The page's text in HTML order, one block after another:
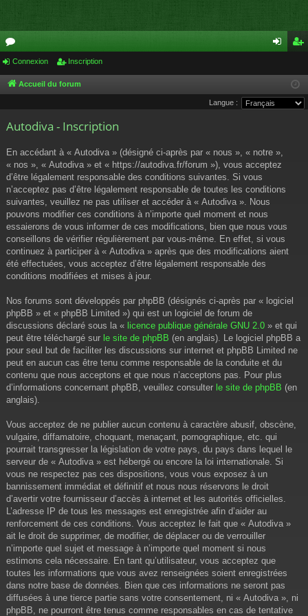
or
u
s
cri
pti
Connexion Inscription
Accueil du forum
Langue :
Autodiva - Inscription
En accédant à « Autodiva » (désigné ci-après par « nous », « notre »,
« nos », « Autodiva » et « https://autodiva.fr/forum »), vous acceptez
d’être légalement responsable des conditions suivantes. Si vous
n’acceptez pas d’être légalement responsable de toutes les conditions
suivantes, veuillez ne pas utiliser et accéder à « Autodiva ». Nous
pouvons modifier ces conditions à n’importe quel moment et nous
essaierons de vous informer de ces modifications, bien que nous vous
conseillons de vérifier régulièrement par vous-même. En effet, si vous
continuez à participer à « Autodiva » après que des modifications aient
été effectuées, vous acceptez d’être légalement responsable des
conditions modifiées et mises à jour.
Nos forums sont développés par phpBB (désignés ci-après par « logiciel
phpBB » et « phpBB Limited ») qui est un logiciel de forum de
discussions déclaré sous la « licence publique générale GNU 2.0 » et qui
peut être téléchargé sur le site de phpBB (en anglais). Le logiciel phpBB a
pour seul but de faciliter les discussions sur internet et phpBB Limited ne
peut en aucun cas être tenu comme responsable de la conduite et du
contenu que nous acceptons et que nous n’acceptons pas. Pour plus
d’informations concernant phpBB, veuillez consulter le site de phpBB (en
anglais).
Vous acceptez de ne publier aucun contenu à caractère abusif, obscène,
vulgaire, diffamatoire, choquant, menaçant, pornographique, etc. qui
pourrait transgresser la législation de votre pays, du pays dans lequel le
serveur de « Autodiva » est hébergé ou encore la loi internationale. Si
vous ne respectez pas ces dispositions, vous vous exposez à un
bannissement immédiat et définitif et nous nous réservons le droit
d’avertir votre fournisseur d’accès à internet et les autorités officielles.
L’adresse IP de tous les messages est enregistrée afin d’aider au
renforcement de ces conditions. Vous acceptez le fait que « Autodiva »
ait le droit de supprimer, de modifier, de déplacer ou de verrouiller
n’importe quel sujet et message à n’importe quel moment si nous
estimons cela nécessaire. En tant qu’utilisateur, vous acceptez que
toutes les informations que vous avez renseignées soient enregistrées
dans notre base de données. Bien que ces informations ne seront pas
diffusées à une tierce partie sans votre consentement, ni « Autodiva », ni
phpBB, ne pourront être tenus comme responsables en cas de tentative